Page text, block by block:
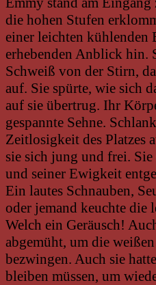
die hohen Stufen
einer leichten kühlenden
erhebenden Anblick hin.
Schweiß von der Stirn,
auf. Sie spürte, wie sich
auf sie übertrug. Ihr
gespannte Sehne.
Zeitlosigkeit des Platzes
sie sich jung und frei.
und seiner Ewigkeit
Ein lautes Schnauben,
oder jemand keuchte die
Welch ein Geräusch!
abgemüht, um die
bezwingen. Auch sie
bleiben müssen, um